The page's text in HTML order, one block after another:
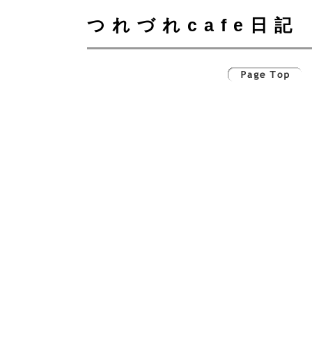
つれづれcafe日記